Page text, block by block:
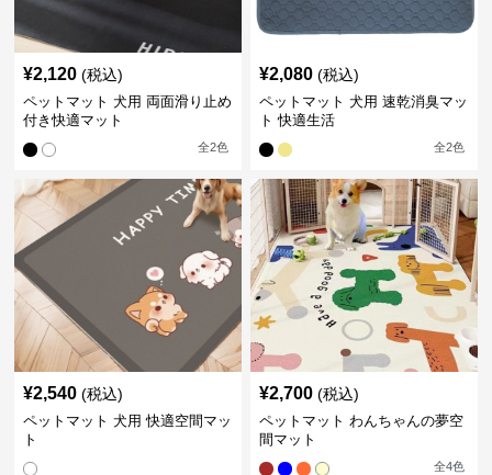
¥2,120 (税込)
ペットマット 犬用 両面滑り止め
付き快適マット
全2色
¥2,080 (税込)
ペットマット 犬用 速乾消臭マッ
ト 快適生活
全2色
¥2,540 (税込)
ペットマット 犬用 快適空間マッ
ト
¥2,700 (税込)
ペットマット わんちゃんの夢空
間マット
全4色